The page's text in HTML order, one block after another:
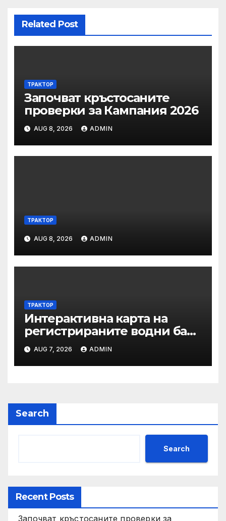
Related Post
ТРАКТОР
Започват кръстосаните
проверки за Кампания 2026
AUG 8, 2026 ADMIN
ТРАКТОР
AUG 8, 2026 ADMIN
ТРАКТОР
Интерактивна карта на
регистрираните водни бази
по Черноморието за летния
сезон на 2026 г.
AUG 7, 2026 ADMIN
Search
Search
Recent Posts
Започват кръстосаните проверки за